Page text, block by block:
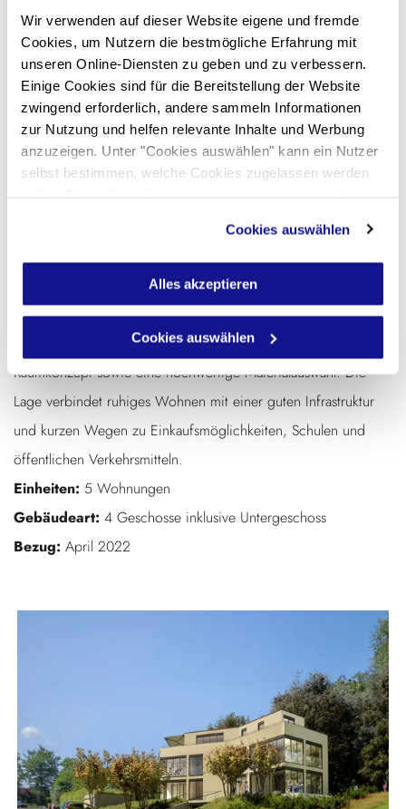
Wir verwenden auf dieser Website eigene und fremde
Cookies, um Nutzern die bestmögliche Erfahrung mit
unseren Online-Diensten zu geben und zu verbessern.
Einige Cookies sind für die Bereitstellung der Website
zwingend erforderlich, andere sammeln Informationen
zur Nutzung und helfen relevante Inhalte und Werbung
anzuzeigen. Unter "Cookies auswählen" kann ein Nutzer
selbst bestimmen, welche Cookies zugelassen werden
Datenschutzerklärungzu finden.
Cookies auswählen
Alles akzeptieren
Cookies auswählen
STOCKACKERSTRASSE 4, REINACH
Das Neubauprojekt überzeugt durch ein modernes
Raumkonzept sowie eine hochwertige Materialauswahl. Die
Lage verbindet ruhiges Wohnen mit einer guten Infrastruktur
und kurzen Wegen zu Einkaufsmöglichkeiten, Schulen und
öffentlichen Verkehrsmitteln.
Einheiten: 5 Wohnungen
Gebäudeart: 4 Geschosse inklusive Untergeschoss
Bezug: April 2022